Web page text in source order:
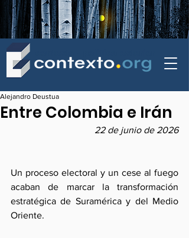
Entre Colombia e Irán
Alejandro Deustua
22 de junio de 2026
Un proceso electoral y un cese al fuego
acaban de marcar la transformación
estratégica de Suramérica y del Medio
Oriente.